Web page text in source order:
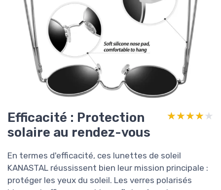
Efficacité : Protection
solaire au rendez-vous
★★★★★
★★★★★
En termes d'efficacité, ces lunettes de soleil
KANASTAL réussissent bien leur mission principale :
protéger les yeux du soleil. Les verres polarisés